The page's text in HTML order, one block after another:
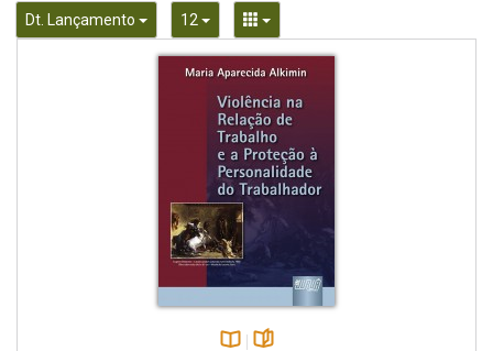
Dt. Lançamento Toggle Dropdown
12 Toggle DropdownToggle Dropdown